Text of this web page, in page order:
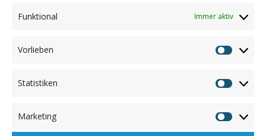
Funktional Immer aktiv
Vorlieben
Statistiken
Marketing
unter info@lehrerohnegrenzen.com
Wir freuen uns auf Sie!